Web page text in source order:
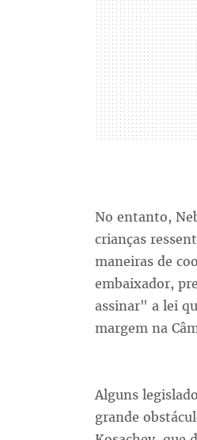
No entanto,
crianças
maneiras de
embaixador,
assinar" a lei
margem na
Alguns
grande